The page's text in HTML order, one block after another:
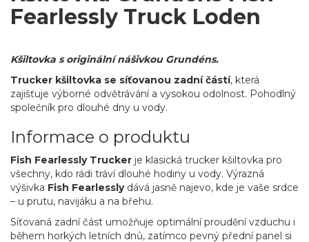
Fearlessly Truck Loden
Kšiltovka s originální nášivkou Grundéns.
Trucker kšiltovka se síťovanou zadní částí, která
zajišťuje výborné odvětrávání a vysokou odolnost. Pohodlný
společník pro dlouhé dny u vody.
Informace o produktu
Fish Fearlessly Trucker je klasická trucker kšiltovka pro
všechny, kdo rádi tráví dlouhé hodiny u vody. Výrazná
výšivka Fish Fearlesslydává jasně najevo, kde je vaše srdce
– u prutu, navijáku a na břehu.
Síťovaná zadní část umožňuje optimální proudění vzduchu i
během horkých letních dnů, zatímco pevný přední panel si